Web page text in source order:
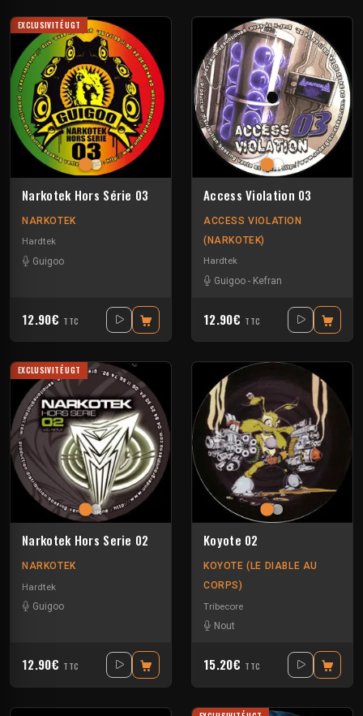
EXCLUSIVITÉ UGT
Narkotek Hors Série 03
NARKOTEK
Hardtek
Guigoo
12.90€ TTC
Access Violation 03
ACCESS VIOLATION
(NARKOTEK)
Hardtek
Guigoo - Kefran
12.90€ TTC
EXCLUSIVITÉ UGT
Narkotek Hors Serie 02
NARKOTEK
Hardtek
Guigoo
12.90€ TTC
Koyote 02
KOYOTE (LE DIABLE AU
CORPS)
Tribecore
Nout
15.20€ TTC